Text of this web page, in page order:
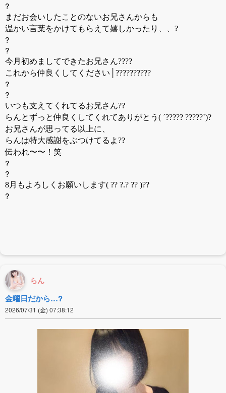
?
まだお会いしたことのないお兄さんからも
温かい言葉をかけてもらえて嬉しかったり、、?
?
?
今月初めましてできたお兄さん????
これから仲良くしてください│??????????
?
?
いつも支えてくれてるお兄さん??
らんとずっと仲良くしてくれてありがとう( ´????? ?????`)?
お兄さんが思ってる以上に、
らんは特大感謝をぶつけてるよ??
伝われ〜〜！笑
?
?
8月もよろしくお願いします( ?? ?.? ?? )??
?
らん
金曜日だから…?
2026/07/31 (金) 07:38:12